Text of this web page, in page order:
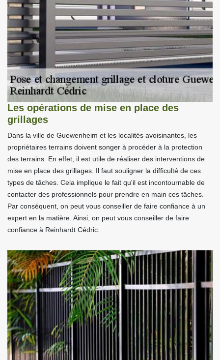
Les opérations de mise en place des
grillages
Dans la ville de Guewenheim et les localités avoisinantes, les
propriétaires terrains doivent songer à procéder à la protection
des terrains. En effet, il est utile de réaliser des interventions de
mise en place des grillages. Il faut souligner la difficulté de ces
types de tâches. Cela implique le fait qu'il est incontournable de
contacter des professionnels pour prendre en main ces tâches.
Par conséquent, on peut vous conseiller de faire confiance à un
expert en la matière. Ainsi, on peut vous conseiller de faire
confiance à Reinhardt Cédric.